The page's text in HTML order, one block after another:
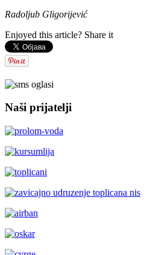
Radoljub Gligorijević
Enjoyed this article? Share it
Naši prijatelji